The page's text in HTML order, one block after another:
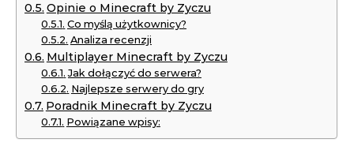
Opinie o Minecraft by Zyczu
Co myślą użytkownicy?
Analiza recenzji
Multiplayer Minecraft by Zyczu
Jak dołączyć do serwera?
Najlepsze serwery do gry
Poradnik Minecraft by Zyczu
Powiązane wpisy: